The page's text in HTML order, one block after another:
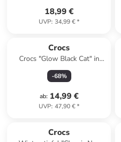
18,99 €
UVP: 34,99 €*
Crocs
Crocs "Glow Black Cat" in
Schwarz
-68%
ab: 14,99 €
UVP: 47,90 €*
Crocs